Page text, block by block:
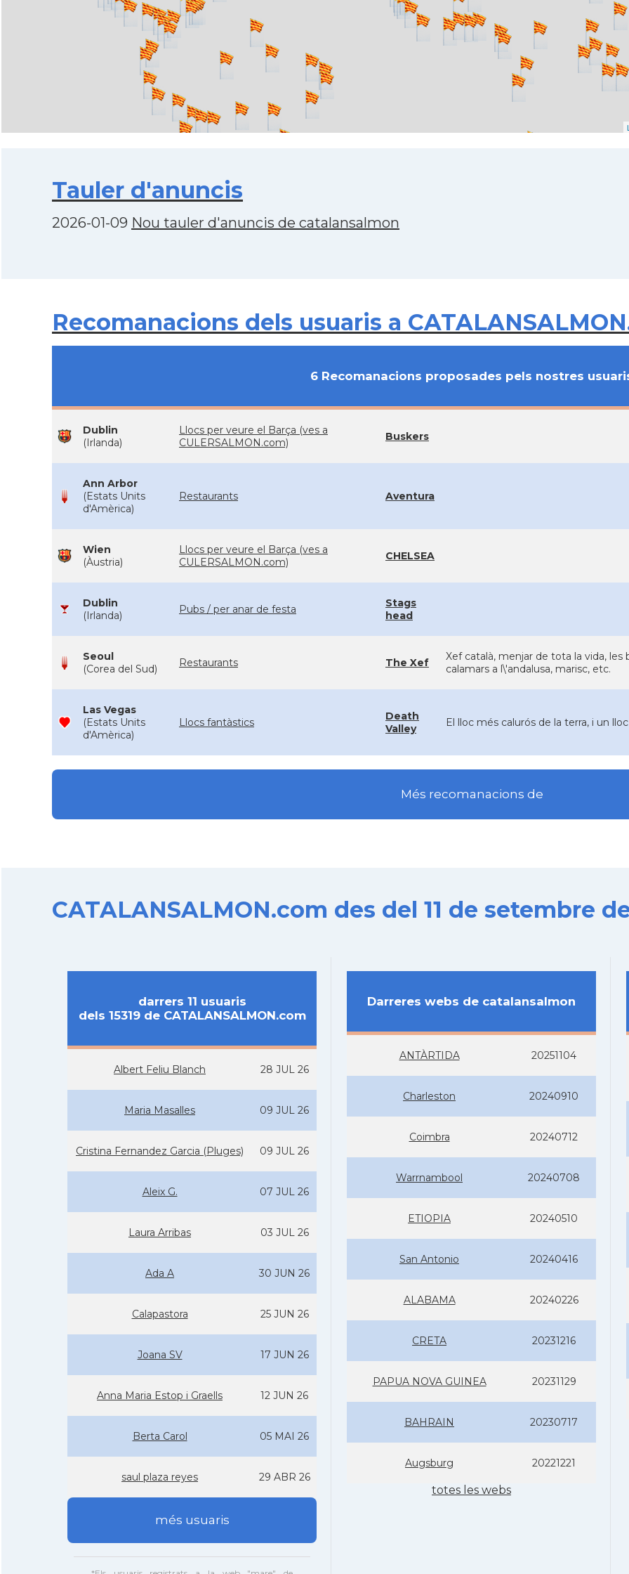
Tauler d'anuncis
2026-01-09 Nou tauler d'anuncis de catalansalmon
Recomanacions dels usuaris a
6 Recomanacions proposades pels nostres
Dublin
(Irlanda)
Llocs per veure el Barça (ves a
CULERSALMON.com)
Buskers
Ann Arbor
(Estats Units
d'Amèrica)
Restaurants Aventura
Wien
(Àustria)
Llocs per veure el Barça (ves a
CULERSALMON.com)
CHELSEA
Dublin
(Irlanda)
Pubs / per anar de festa
Stags
head
Seoul
(Corea del Sud)
Restaurants The Xef
Xef català, menjar de tota la vida, les
calamars a l\'andalusa, marisc, etc.
Las Vegas
(Estats Units
d'Amèrica)
Llocs fantàstics
Death
Valley
El lloc més calurós de la terra, i un
Més recomanacions de
CATALANSALMON.com des del 11 de setembre
darrers 11 usuaris
dels 15319 de CATALANSALMON.com
Albert Feliu Blanch 28 JUL 26
Maria Masalles 09 JUL 26
Cristina Fernandez Garcia (Pluges) 09 JUL 26
Aleix G. 07 JUL 26
Laura Arribas 03 JUL 26
Ada A 30 JUN 26
Calapastora 25 JUN 26
Joana SV 17 JUN 26
Anna Maria Estop i Graells 12 JUN 26
Berta Carol 05 MAI 26
saul plaza reyes 29 ABR 26
més usuaris
Darreres webs de catalansalmon
ANTÀRTIDA 20251104
Charleston 20240910
Coimbra 20240712
Warrnambool 20240708
ETIOPIA 20240510
San Antonio 20240416
ALABAMA 20240226
CRETA 20231216
PAPUA NOVA GUINEA 20231129
BAHRAIN 20230717
Augsburg 20221221
totes les webs